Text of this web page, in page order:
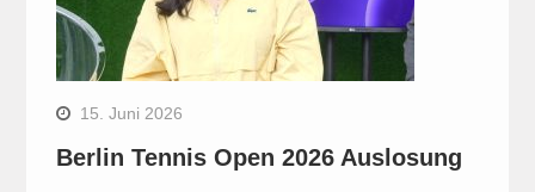
15. Juni 2026
Berlin Tennis Open 2026 Auslosung